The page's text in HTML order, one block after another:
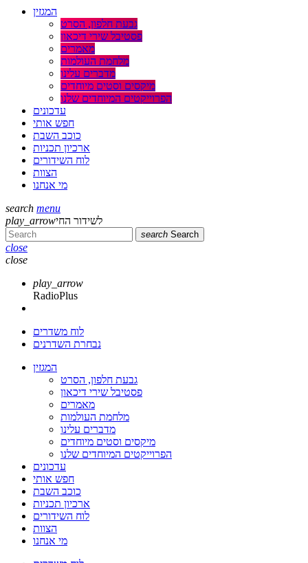
המגזין
גבעת חלפון, הסרט
פסטיבל שירי דיכאון
מאמרים
מלחמת העולמות
מדברים עלינו
מיקסים וסטים מיוחדים
הפרוייקטים המיוחדים שלנו
עדכונים
חפש אותי
כוכב השבת
ארכיון תכניות
לוח השידורים
הצוות
מי אנחנו
search menu
play_arrowלשידור החי
search Search
close
close
play_arrow
RadioPlus
לוח משדרים
נבחרת השדרנים
המגזין
גבעת חלפון, הסרט
פסטיבל שירי דיכאון
מאמרים
מלחמת העולמות
מדברים עלינו
מיקסים וסטים מיוחדים
הפרוייקטים המיוחדים שלנו
עדכונים
חפש אותי
כוכב השבת
ארכיון תכניות
לוח השידורים
הצוות
מי אנחנו